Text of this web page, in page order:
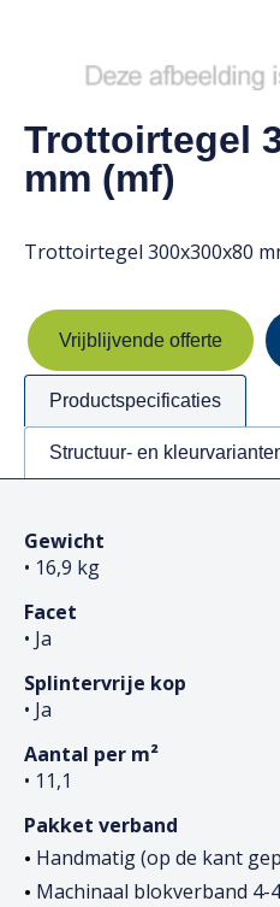
Trottoirtegel
mm (mf)
Trottoirtegel 300x300x80
Vrijblijvende offerte
Productspecificaties
Structuur- en
Gewicht
• 16,9 kg
Facet
• Ja
Splintervrije kop
• Ja
Aantal per m²
• 11,1
Pakket verband
Handmatig (op de kant
Machinaal blokverband 4-